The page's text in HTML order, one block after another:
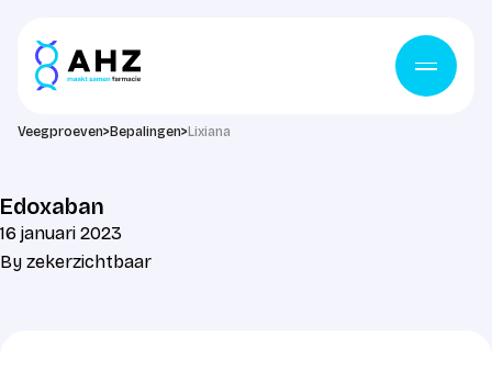
Veegproeven> Bepalingen> Lixiana
Edoxaban
16 januari 2023
By zekerzichtbaar